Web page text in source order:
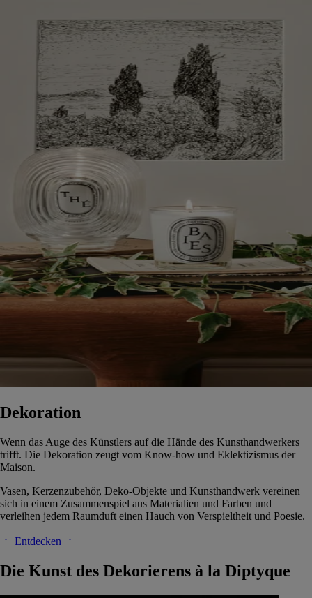
Dekoration
Wenn das Auge des Künstlers auf die Hände des Kunsthandwerkers
trifft. Die Dekoration zeugt vom Know-how und Eklektizismus der
Maison.
Vasen, Kerzenzubehör, Deko-Objekte und Kunsthandwerk vereinen
sich in einem Zusammenspiel aus Materialien und Farben und
verleihen jedem Raumduft einen Hauch von Verspieltheit und Poesie.
Entdecken
Die Kunst des Dekorierens à la Diptyque